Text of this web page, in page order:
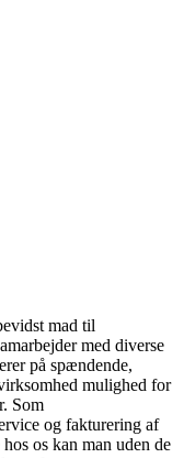
mad til
med diverse
på spændende,
mulighed for
Som
og fakturering af
os kan man uden de